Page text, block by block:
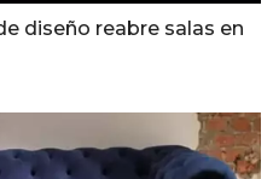
diseño reabre salas en